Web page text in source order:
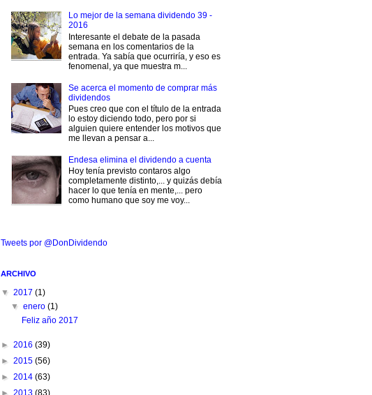
Lo mejor de la semana dividendo 39 -
2016
Interesante el debate de la pasada
semana en los comentarios de la
entrada. Ya sabía que ocurriría, y eso es
fenomenal, ya que muestra m...
Se acerca el momento de comprar más
dividendos
Pues creo que con el título de la entrada
lo estoy diciendo todo, pero por si
alguien quiere entender los motivos que
me llevan a pensar a...
Endesa elimina el dividendo a cuenta
Hoy tenía previsto contaros algo
completamente distinto,... y quizás debía
hacer lo que tenía en mente,... pero
como humano que soy me voy...
Tweets por @DonDividendo
ARCHIVO
▼ 2017 (1)
▼enero(1)
Feliz año 2017
► 2016 (39)
► 2015 (56)
► 2014 (63)
► 2013 (83)